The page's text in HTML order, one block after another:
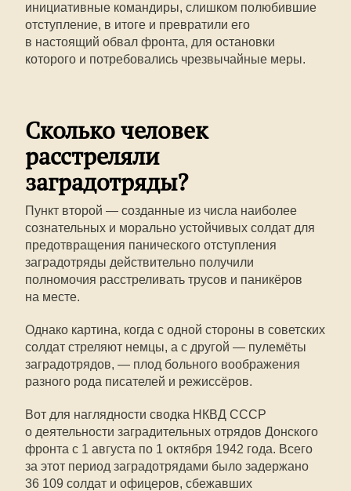
инициативные командиры, слишком полюбившие
отступление, в итоге и превратили его
в настоящий обвал фронта, для остановки
которого и потребовались чрезвычайные меры.
Сколько человек
расстреляли
заградотряды?
Пункт второй — созданные из числа наиболее
сознательных и морально устойчивых солдат для
предотвращения панического отступления
заградотряды действительно получили
полномочия расстреливать трусов и паникёров
на месте.
Однако картина, когда с одной стороны в советских
солдат стреляют немцы, а с другой — пулемёты
заградотрядов, — плод больного воображения
разного рода писателей и режиссёров.
Вот для наглядности сводка НКВД СССР
о деятельности заградительных отрядов Донского
фронта с 1 августа по 1 октября 1942 года. Всего
за этот период заградотрядами было задержано
36 109 солдат и офицеров, сбежавших